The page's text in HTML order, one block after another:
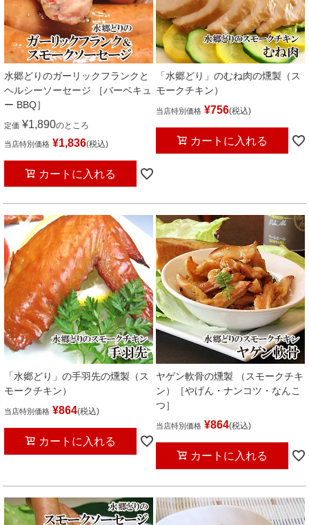
水郷どりのガーリックフランクと
ヘルシーソーセージ ［バーベキュ
ー BBQ］
定価 ¥1,890のところ
当店特別価格 ¥1,836 税込
カートに入れる
「水郷どり」のむね肉の燻製（ス
モークチキン）
当店特別価格 ¥756 税込
カートに入れる
「水郷どり」の手羽先の燻製（ス
モークチキン）
当店特別価格 ¥864 税込
カートに入れる
ヤゲン軟骨の燻製 （スモークチキ
ン）［やげん・ナンコツ・なんこ
つ］
当店特別価格 ¥864 税込
カートに入れる